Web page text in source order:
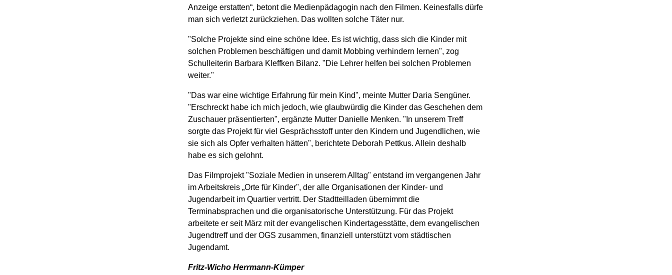
Anzeige erstatten“, betont die Medienpädagogin nach den Filmen. Keinesfalls dürfe
man sich verletzt zurückziehen. Das wollten solche Täter nur.
"Solche Projekte sind eine schöne Idee. Es ist wichtig, dass sich die Kinder mit
solchen Problemen beschäftigen und damit Mobbing verhindern lernen", zog
Schulleiterin Barbara Kleffken Bilanz. "Die Lehrer helfen bei solchen Problemen
weiter."
"Das war eine wichtige Erfahrung für mein Kind", meinte Mutter Daria Sengüner.
"Erschreckt habe ich mich jedoch, wie glaubwürdig die Kinder das Geschehen dem
Zuschauer präsentierten", ergänzte Mutter Danielle Menken. "In unserem Treff
sorgte das Projekt für viel Gesprächsstoff unter den Kindern und Jugendlichen, wie
sie sich als Opfer verhalten hätten", berichtete Deborah Pettkus. Allein deshalb
habe es sich gelohnt.
Das Filmprojekt "Soziale Medien in unserem Alltag" entstand im vergangenen Jahr
im Arbeitskreis „Orte für Kinder", der alle Organisationen der Kinder- und
Jugendarbeit im Quartier vertritt. Der Stadtteilladen übernimmt die
Terminabsprachen und die organisatorische Unterstützung. Für das Projekt
arbeitete er seit März mit der evangelischen Kindertagesstätte, dem evangelischen
Jugendtreff und der OGS zusammen, finanziell unterstützt vom städtischen
Jugendamt.
Fritz-Wicho Herrmann-Kümper